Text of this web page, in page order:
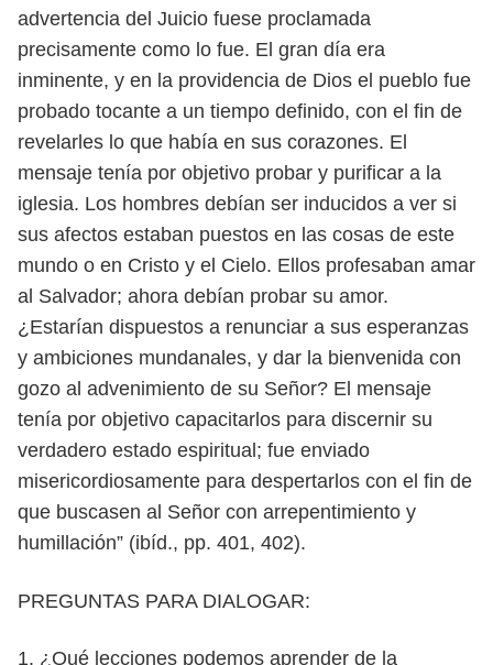
advertencia del Juicio fuese proclamada
precisamente como lo fue. El gran día era
inminente, y en la providencia de Dios el pueblo fue
probado tocante a un tiempo definido, con el fin de
revelarles lo que había en sus corazones. El
mensaje tenía por objetivo probar y purificar a la
iglesia. Los hombres debían ser inducidos a ver si
sus afectos estaban puestos en las cosas de este
mundo o en Cristo y el Cielo. Ellos profesaban amar
al Salvador; ahora debían probar su amor.
¿Estarían dispuestos a renunciar a sus esperanzas
y ambiciones mundanales, y dar la bienvenida con
gozo al advenimiento de su Señor? El mensaje
tenía por objetivo capacitarlos para discernir su
verdadero estado espiritual; fue enviado
misericordiosamente para despertarlos con el fin de
que buscasen al Señor con arrepentimiento y
humillación” (ibíd., pp. 401, 402).
PREGUNTAS PARA DIALOGAR:
1. ¿Qué lecciones podemos aprender de la